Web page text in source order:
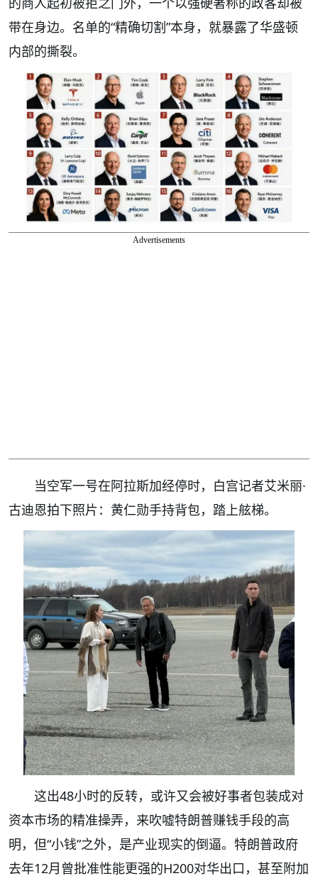
带在身边。名单的“精确切割”本身，就暴露了华盛顿
内部的撕裂。
Advertisements
当空军一号在阿拉斯加经停时，白宫记者艾米丽·
古迪恩拍下照片：黄仁勋手持背包，踏上舷梯。
这出48小时的反转，或许又会被好事者包装成对
资本市场的精准操弄，来吹嘘特朗普赚钱手段的高
明，但“小钱”之外，是产业现实的倒逼。特朗普政府
去年12月曾批准性能更强的H200对华出口，甚至附加